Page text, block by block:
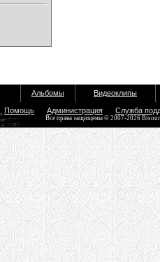
Альбомы Видеоклипы
Помощь Администрация Служба
Все права защищены © 2007-2026